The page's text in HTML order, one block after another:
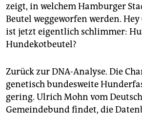
zeigt, in welchem Hamburger
Beutel weggeworfen werden.
ist jetzt eigentlich schlimmer:
Hundekotbeutel?
Zurück zur DNA-Analyse. Die
genetisch bundesweite
gering. Ulrich Mohn vom
Gemeindebund findet, die